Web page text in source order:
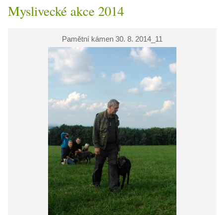
Myslivecké akce 2014
Pamětní kámen 30. 8. 2014_11